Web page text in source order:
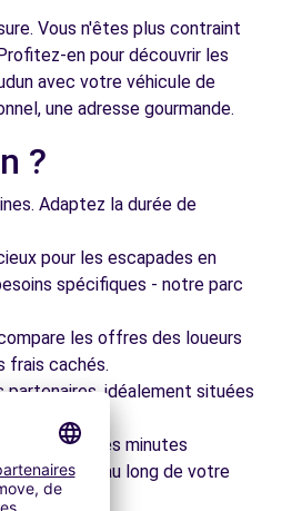
Vous n'êtes plus contraint
en pour découvrir les
avec votre véhicule de
une adresse gourmande.
?
Adaptez la durée de
pour les escapades en
spécifiques - notre parc
les offres des loueurs
frais cachés.
partenaires, idéalement situées
en quelques minutes
tout au long de votre